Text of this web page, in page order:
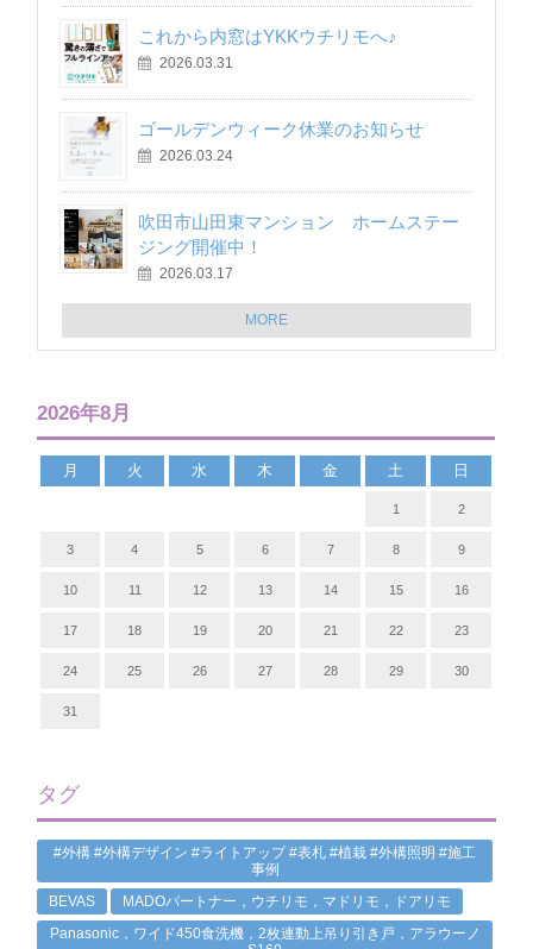
これから内窓はYKKウチリモへ♪
2026.03.31
ゴールデンウィーク休業のお知らせ
2026.03.24
吹田市山田東マンション ホームステー
ジング開催中！
2026.03.17
MORE
2026年8月
月 火 水 木 金 土 日
1 2
3 4 5 6 7 8 9
10 11 12 13 14 15 16
17 18 19 20 21 22 23
24 25 26 27 28 29 30
31
タグ
#外構 #外構デザイン #ライトアップ #表札 #植栽 #外構照明 #施工
事例
BEVAS
MADOパートナー，ウチリモ，マドリモ，ドアリモ
Panasonic，ワイド450食洗機，2枚連動上吊り引き戸，アラウーノ